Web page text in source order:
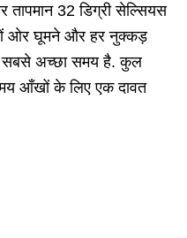
तापमान 32 डिग्री सेल्सियस
ओर घूमने और हर नुक्कड़
सबसे अच्छा समय है. कुल
आँखों के लिए एक दावत